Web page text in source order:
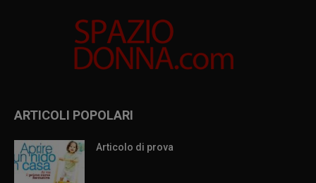
ARTICOLI POPOLARI
Articolo di prova